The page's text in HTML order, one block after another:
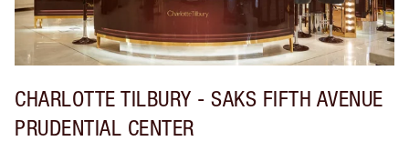
CHARLOTTE TILBURY - SAKS FIFTH AVENUE
PRUDENTIAL CENTER